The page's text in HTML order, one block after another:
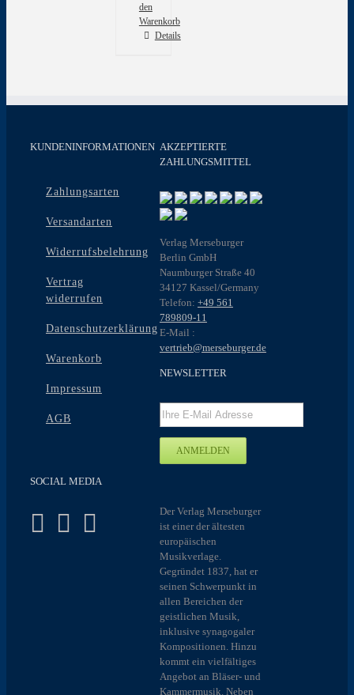
den
Warenkorb
Details
KUNDENINFORMATIONEN
Zahlungsarten
Versandarten
Widerrufsbelehrung
Vertrag
widerrufen
Datenschutzerklärung
Warenkorb
Impressum
AGB
SOCIAL MEDIA
AKZEPTIERTE
ZAHLUNGSMITTEL
Verlag Merseburger
Berlin GmbH
Naumburger Straße 40
34127 Kassel/Germany
Telefon: +49 561
789809-11
E-Mail :
vertrieb@merseburger.de
NEWSLETTER
Der Verlag Merseburger
ist einer der ältesten
europäischen
Musikverlage.
Gegründet 1837, hat er
seinen Schwerpunkt in
allen Bereichen der
geistlichen Musik,
inklusive synagogaler
Kompositionen. Hinzu
kommt ein vielfältiges
Angebot an Bläser- und
Kammermusik. Neben